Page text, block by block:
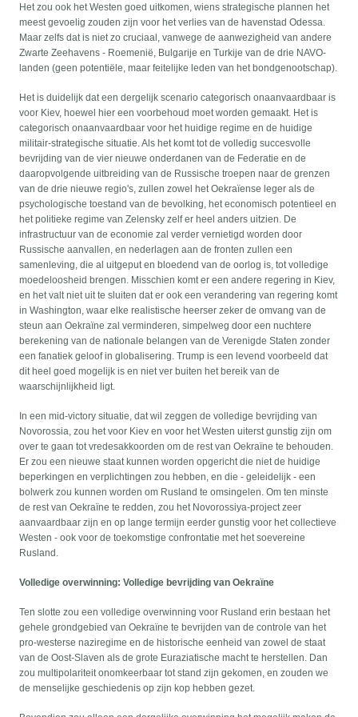
Het zou ook het Westen goed uitkomen, wiens strategische plannen het
meest gevoelig zouden zijn voor het verlies van de havenstad Odessa.
Maar zelfs dat is niet zo cruciaal, vanwege de aanwezigheid van andere
Zwarte Zeehavens - Roemenië, Bulgarije en Turkije van de drie NAVO-
landen (geen potentiële, maar feitelijke leden van het bondgenootschap).
Het is duidelijk dat een dergelijk scenario categorisch onaanvaardbaar is
voor Kiev, hoewel hier een voorbehoud moet worden gemaakt. Het is
categorisch onaanvaardbaar voor het huidige regime en de huidige
militair-strategische situatie. Als het komt tot de volledig succesvolle
bevrijding van de vier nieuwe onderdanen van de Federatie en de
daaropvolgende uitbreiding van de Russische troepen naar de grenzen
van de drie nieuwe regio's, zullen zowel het Oekraïense leger als de
psychologische toestand van de bevolking, het economisch potentieel en
het politieke regime van Zelensky zelf er heel anders uitzien. De
infrastructuur van de economie zal verder vernietigd worden door
Russische aanvallen, en nederlagen aan de fronten zullen een
samenleving, die al uitgeput en bloedend van de oorlog is, tot volledige
moedeloosheid brengen. Misschien komt er een andere regering in Kiev,
en het valt niet uit te sluiten dat er ook een verandering van regering komt
in Washington, waar elke realistische heerser zeker de omvang van de
steun aan Oekraïne zal verminderen, simpelweg door een nuchtere
berekening van de nationale belangen van de Verenigde Staten zonder
een fanatiek geloof in globalisering. Trump is een levend voorbeeld dat
dit heel goed mogelijk is en niet ver buiten het bereik van de
waarschijnlijkheid ligt.
In een mid-victory situatie, dat wil zeggen de volledige bevrijding van
Novorossia, zou het voor Kiev en voor het Westen uiterst gunstig zijn om
over te gaan tot vredesakkoorden om de rest van Oekraïne te behouden.
Er zou een nieuwe staat kunnen worden opgericht die niet de huidige
beperkingen en verplichtingen zou hebben, en die - geleidelijk - een
bolwerk zou kunnen worden om Rusland te omsingelen. Om ten minste
de rest van Oekraïne te redden, zou het Novorossiya-project zeer
aanvaardbaar zijn en op lange termijn eerder gunstig voor het collectieve
Westen - ook voor de toekomstige confrontatie met het soevereine
Rusland.
Volledige overwinning: Volledige bevrijding van Oekraïne
Ten slotte zou een volledige overwinning voor Rusland erin bestaan het
gehele grondgebied van Oekraïne te bevrijden van de controle van het
pro-westerse naziregime en de historische eenheid van zowel de staat
van de Oost-Slaven als de grote Euraziatische macht te herstellen. Dan
zou multipolariteit onomkeerbaar tot stand zijn gekomen, en zouden we
de menselijke geschiedenis op zijn kop hebben gezet.